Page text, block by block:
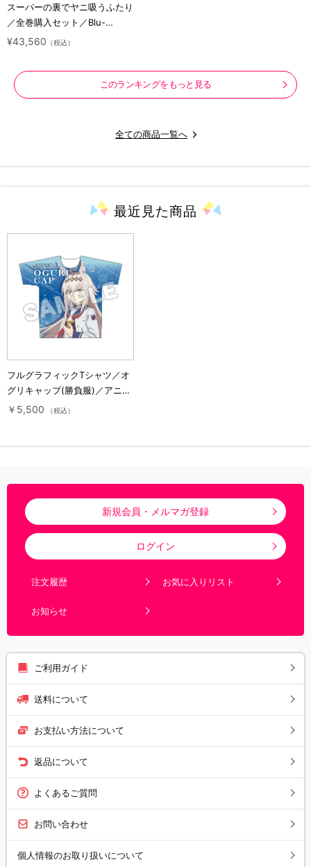
スーパーの裏でヤニ吸うふたり
／全巻購入セット／Blu-
ray（アニまるっ！オリジナル
¥43,560 （税込）
このランキングをもっと見る
全ての商品一覧へ
最近見た商品
フルグラフィックTシャツ／オ
グリキャップ(勝負服)／アニメ
『ウマ娘 シンデレラグレイ』
￥5,500 （税込）
新規会員・メルマガ登録
ログイン
注文履歴 お気に入りリスト
お知らせ
ご利用ガイド
送料について
お支払い方法について
返品について
よくあるご質問
お問い合わせ
個人情報のお取り扱いについて